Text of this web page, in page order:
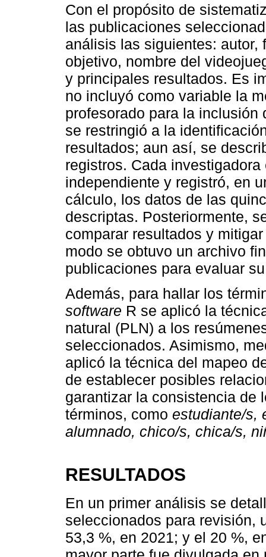
Con el propósito de
las publicaciones
análisis las siguientes: autor,
objetivo, nombre del
y principales resultados. Es
no incluyó como variable la
profesorado para la
se restringió a la
resultados; aun así, se
registros. Cada
independiente y registró, en
cálculo, los datos de las
descriptas. Posteriormente,
comparar resultados y
modo se obtuvo un archivo
publicaciones para evaluar
Además, para hallar los
software R se aplicó la
natural (PLN) a los
seleccionados. Asimismo,
aplicó la técnica del mapeo
de establecer posibles
garantizar la consistencia de
términos, como estudiante/s,
alumnado, chico/s, chica/s,
RESULTADOS
En un primer análisis se
seleccionados para revisión,
53,3 %, en 2021; y el 20 %,